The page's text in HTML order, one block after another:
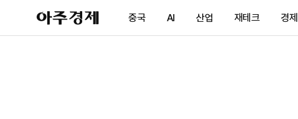
아
주
제
중국 AI 산업 재테크 경제